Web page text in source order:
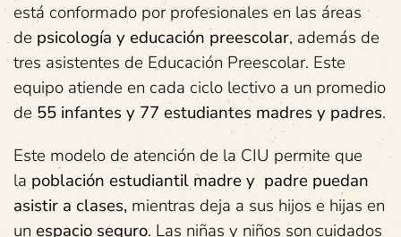
está conformado por profesionales en las áreas
de psicología y educación preescolar, además de
tres asistentes de Educación Preescolar. Este
equipo atiende en cada ciclo lectivo a un promedio
de 55 infantes y 77 estudiantes madres y padres.
Este modelo de atención de la CIU permite que
la población estudiantil madre y padre puedan
asistir a clases, mientras deja a sus hijos e hijas en
un espacio seguro. Las niñas y niños son cuidados